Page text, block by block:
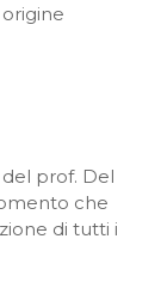
prof. Del
che
di tutti i